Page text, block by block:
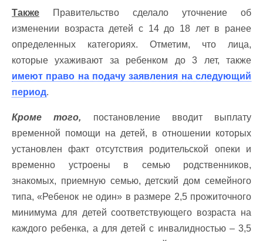
Также Правительство сделало уточнение об
изменении возраста детей с 14 до 18 лет в ранее
определенных категориях. Отметим, что лица,
которые ухаживают за ребенком до 3 лет, также
имеют право на подачу заявления на следующий
период.
Кроме того, постановление вводит выплату
временной помощи на детей, в отношении которых
установлен факт отсутствия родительской опеки и
временно устроены в семью родственников,
знакомых, приемную семью, детский дом семейного
типа, «Ребенок не один» в размере 2,5 прожиточного
минимума для детей соответствующего возраста на
каждого ребенка, а для детей с инвалидностью – 3,5